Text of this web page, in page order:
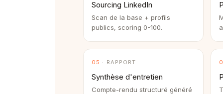
Sourcing LinkedIn
Scan de la base + profils
publics, scoring 0-100.
05 · RAPPORT
Synthèse d'entretien
Compte-rendu structuré généré